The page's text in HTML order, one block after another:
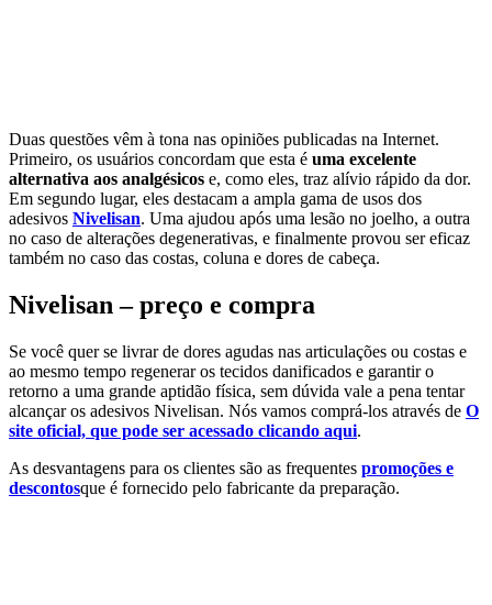
Duas questões vêm à tona nas opiniões publicadas na Internet.
Primeiro, os usuários concordam que esta é uma excelente
alternativa aos analgésicos e, como eles, traz alívio rápido da dor.
Em segundo lugar, eles destacam a ampla gama de usos dos
adesivos Nivelisan. Uma ajudou após uma lesão no joelho, a outra
no caso de alterações degenerativas, e finalmente provou ser eficaz
também no caso das costas, coluna e dores de cabeça.
Nivelisan – preço e compra
Se você quer se livrar de dores agudas nas articulações ou costas e
ao mesmo tempo regenerar os tecidos danificados e garantir o
retorno a uma grande aptidão física, sem dúvida vale a pena tentar
alcançar os adesivos Nivelisan. Nós vamos comprá-los através de O
site oficial, que pode ser acessado clicando aqui.
As desvantagens para os clientes são as frequentes promoções e
descontosque é fornecido pelo fabricante da preparação.